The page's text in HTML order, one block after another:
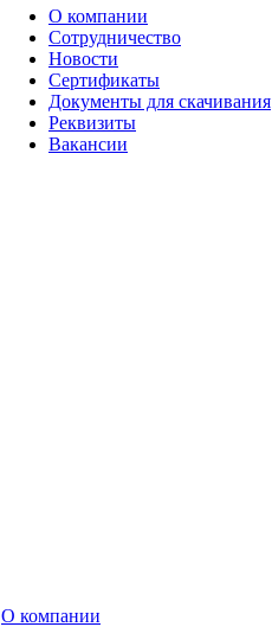
О компании
Сотрудничество
Новости
Сертификаты
Документы для скачивания
Реквизиты
Вакансии
О компании